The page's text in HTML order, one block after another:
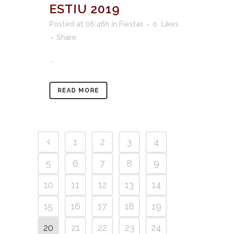
ESTIU 2019
Posted at 06:46h in Fiestas 0
Likes
Share
READ MORE
1 2 3
4
5
6 7 8
9
10
11 12 13
14
15
16 17 18
19
20
21 22 23
24